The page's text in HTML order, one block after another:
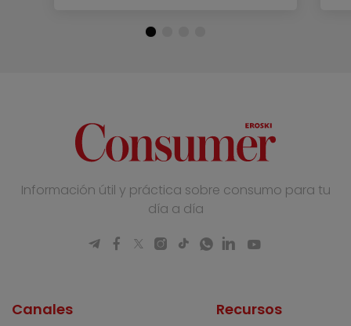
Información útil y práctica sobre consumo para tu
día a día
Canales Recursos